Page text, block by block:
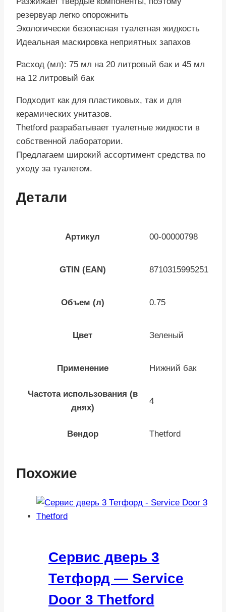
резервуар легко опорожнить
Экологически безопасная туалетная жидкость
Идеальная маскировка неприятных запахов
Расход (мл): 75 мл на 20 литровый бак и 45 мл
на 12 литровый бак
Подходит как для пластиковых, так и для
керамических унитазов.
Thetford разрабатывает туалетные жидкости в
собственной лаборатории.
Предлагаем широкий ассортимент средства по
уходу за туалетом.
Детали
Артикул 00-00000798
GTIN (EAN) 8710315995251
Объем (л) 0.75
Цвет Зеленый
Применение Нижний бак
Частота использования (в
днях)
4
Вендор Thetford
Похожие
Сервис дверь 3
Тетфорд — Service
Door 3 Thetford